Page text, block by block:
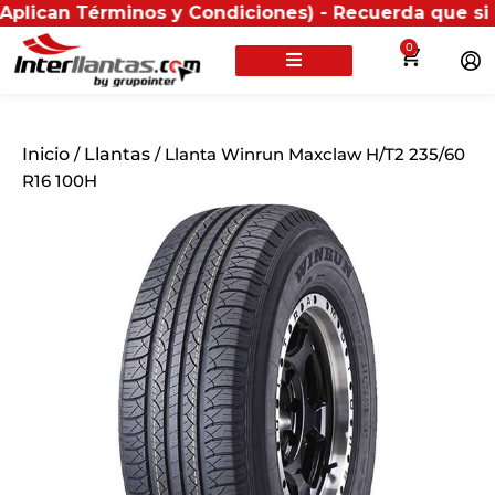
y Condiciones) - Recuerda que si
0
Inicio / Llantas / Llanta Winrun Maxclaw H/T2 235/60
R16 100H